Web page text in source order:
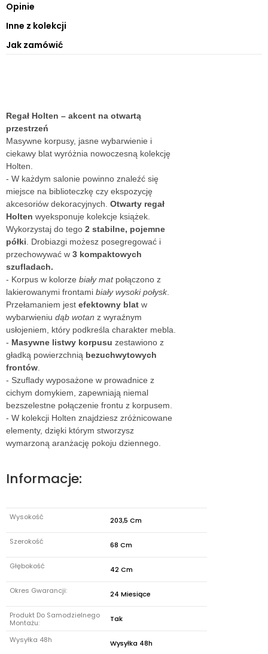
Opinie
Inne z kolekcji
Jak zamówić
Regał Holten – akcent na otwartą
przestrzeń
Masywne korpusy, jasne wybarwienie i
ciekawy blat wyróżnia nowoczesną kolekcję
Holten.
- W każdym salonie powinno znaleźć się
miejsce na biblioteczkę czy ekspozycję
akcesoriów dekoracyjnych. Otwarty regał
Holten wyeksponuje kolekcje książek.
Wykorzystaj do tego 2 stabilne, pojemne
półki . Drobiazgi możesz posegregować i
przechowywać w 3 kompaktowych
szufladach.
- Korpus w kolorze biały matpołączono z
lakierowanymi frontami biały wysoki połysk.
Przełamaniem jest efektowny blat w
wybarwieniu dąb wotan z wyraźnym
usłojeniem, który podkreśla charakter mebla.
- Masywne listwy korpusu zestawiono z
gładką powierzchnią bezuchwytowych
frontów
- Szuflady wyposażone w prowadnice z
cichym domykiem, zapewniają niemal
bezszelestne połączenie frontu z korpusem.
- W kolekcji Holten znajdziesz zróżnicowane
elementy, dzięki którym stworzysz
wymarzoną aranżację pokoju dziennego.
Informacje:
Wysokość 203,5 Cm
Szerokość 68 Cm
Głębokość 42 Cm
Okres Gwarancji: 24 Miesiące
Produkt Do Samodzielnego
Montażu:
Tak
Wysyłka 48h Wysyłka 48h